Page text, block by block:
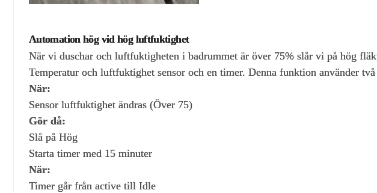
Automation hög vid hög luftfuktighet
När vi duschar och luftfuktigheten i badrummet är över 75% slår vi på hög
Temperatur och luftfuktighet sensor och en timer. Denna funktion använder
När:
Sensor luftfuktighet ändras (Över 75)
Gör då:
Slå på Hög
Starta timer med 15 minuter
När:
Timer går från active till Idle